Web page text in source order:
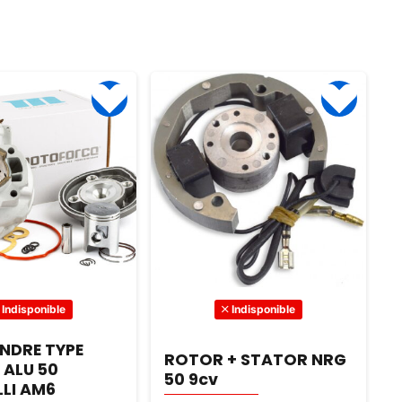
Indisponible
TYPE
ALU 50
AM6
Indisponible
ROTOR + STATOR NRG
50 9cv